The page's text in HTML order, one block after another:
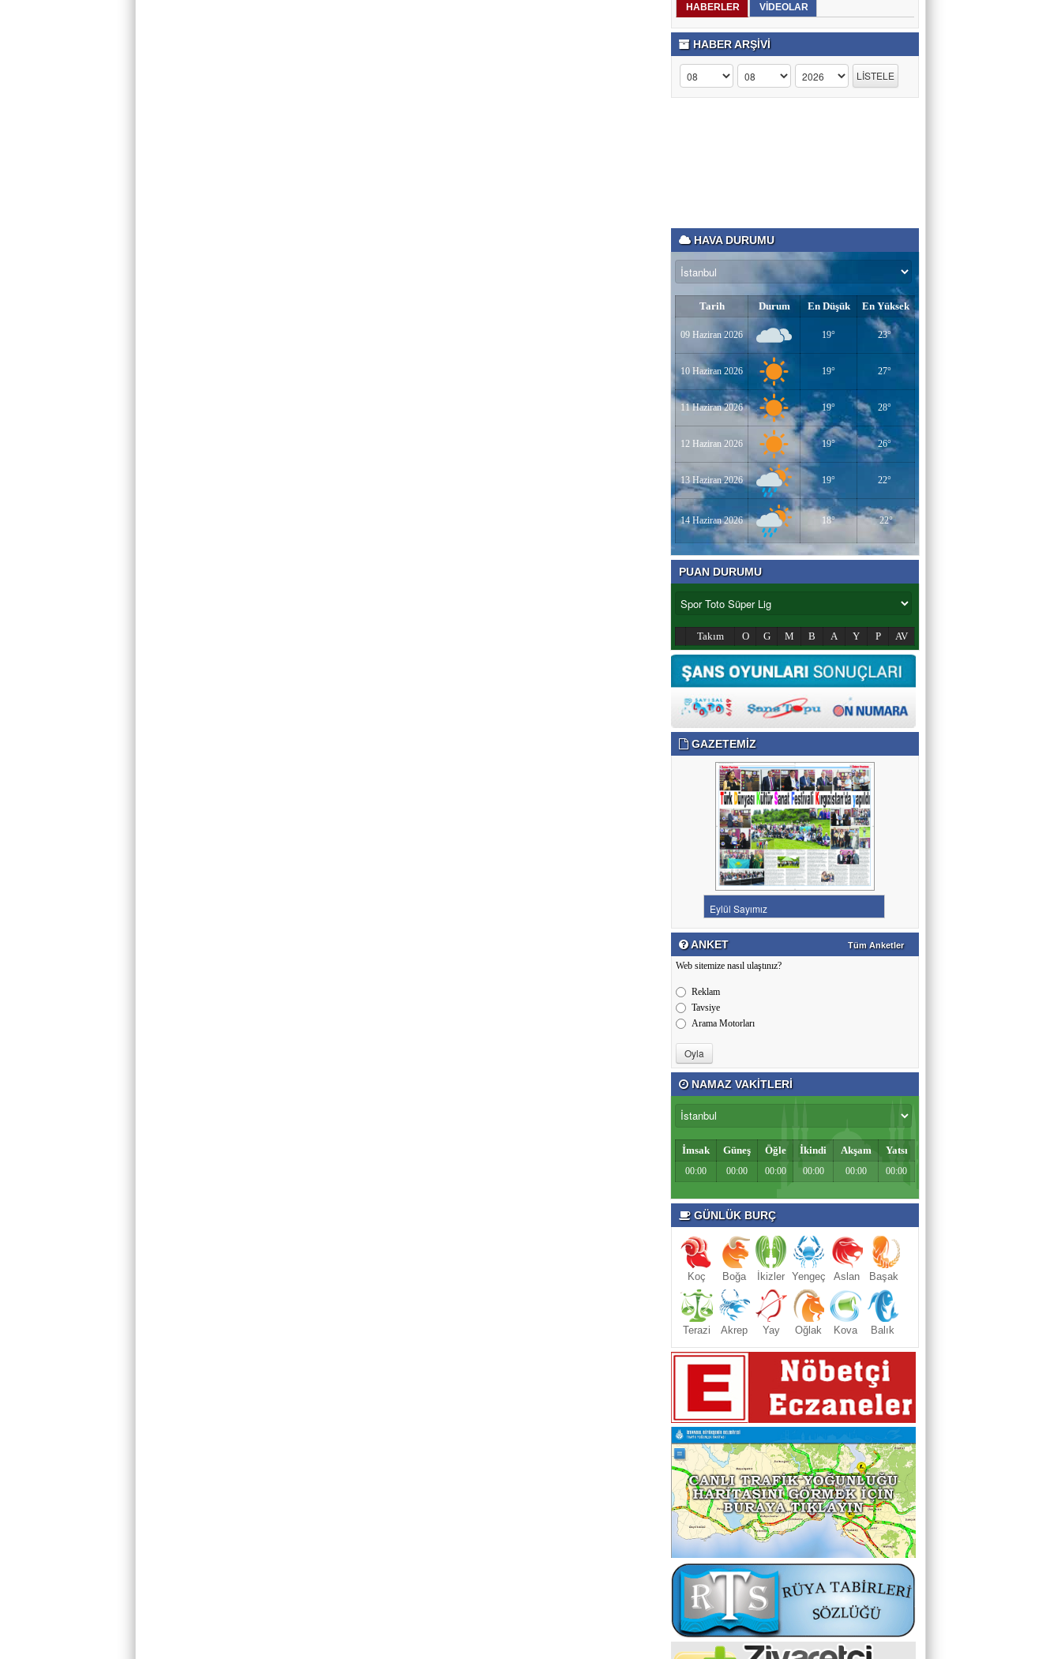
HABERLER VİDEOLAR
HABER ARŞİVİ
HAVA DURUMU
Tarih Durum En Düşük En Yüksek
09 Haziran 2026 19° 23°
10 Haziran 2026 19° 27°
11 Haziran 2026 19° 28°
12 Haziran 2026 19° 26°
13 Haziran 2026 19° 22°
14 Haziran 2026 18° 22°
PUAN DURUMU
Takım O G M B A Y P AV
GAZETEMİZ
ANKET Tüm Anketler
Web sitemize nasıl ulaştınız?
Reklam
Tavsiye
Arama Motorları
NAMAZ VAKİTLERİ
İmsak Güneş Öğle İkindi Akşam Yatsı
00:00 00:00 00:00 00:00 00:00 00:00
GÜNLÜK BURÇ
Koç Boğa İkizler Yengeç Aslan Başak
Terazi Akrep Yay Oğlak Kova Balık